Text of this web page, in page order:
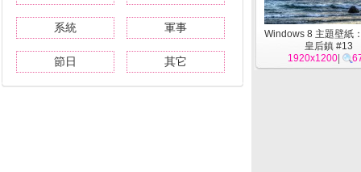
系統 軍事
節日 其它
Windows 8 主題壁紙
皇后鎮 #13
1920x1200